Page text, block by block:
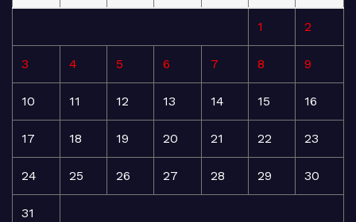
1 2
3 4 5 6 7 8 9
10 11 12 13 14 15 16
17 18 19 20 21 22 23
24 25 26 27 28 29 30
31